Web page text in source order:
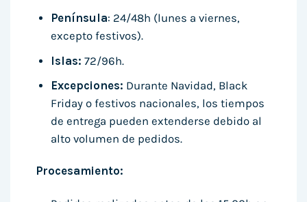
Península: 24/48h (lunes a viernes,
excepto festivos).
Islas: 72/96h.
Excepciones: Durante Navidad, Black
Friday o festivos nacionales, los tiempos
de entrega pueden extenderse debido al
alto volumen de pedidos.
Procesamiento: